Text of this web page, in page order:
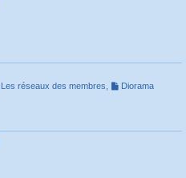
Les réseaux des membres
Diorama